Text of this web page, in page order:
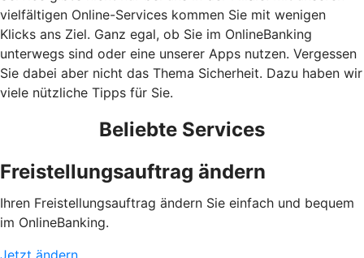
vielfältigen Online-Services kommen Sie mit wenigen
Klicks ans Ziel. Ganz egal, ob Sie im OnlineBanking
unterwegs sind oder eine unserer Apps nutzen. Vergessen
Sie dabei aber nicht das Thema Sicherheit. Dazu haben wir
viele nützliche Tipps für Sie.
Beliebte Services
Freistellungsauftrag ändern
Ihren Freistellungsauftrag ändern Sie einfach und bequem
im OnlineBanking.
Jetzt ändern